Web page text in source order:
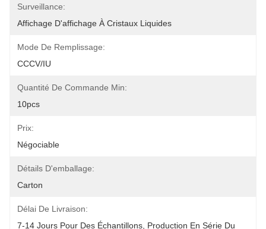
Surveillance:
Affichage D'affichage À Cristaux Liquides
Mode De Remplissage:
CCCV/IU
Quantité De Commande Min:
10pcs
Prix:
Négociable
Détails D'emballage:
Carton
Délai De Livraison:
7-14 Jours Pour Des Échantillons, Production En Série Du